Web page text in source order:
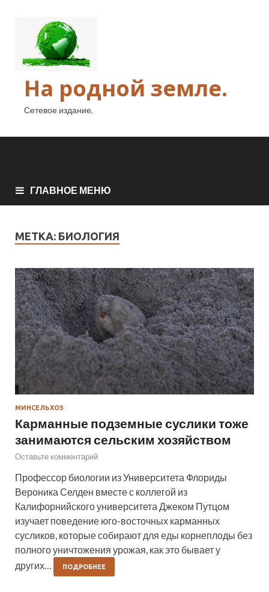
На родной земле.
Сетевое издание.
ГЛАВНОЕ МЕНЮ
МЕТКА: БИОЛОГИЯ
МИНСЕЛЬХОЗ
Карманные подземные суслики тоже
занимаются сельским хозяйством
Оставьте комментарий
Профессор биологии из Университета Флориды
Вероника Селден вместе с коллегой из
Калифорнийского университета Джеком Путцом
изучает поведение юго-восточных карманных
сусликов, которые собирают для еды корнеплоды без
полного уничтожения урожая, как это бывает у
других…
ПОДРОБНЕЕ